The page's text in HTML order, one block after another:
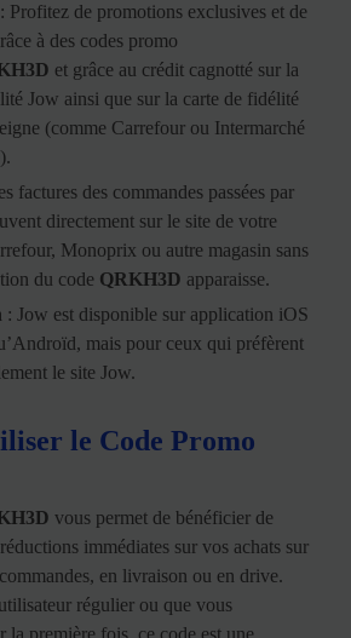
: Profitez de promotions exclusives et de
à des codes promo
et grâce au crédit cagnotté sur la
Jow ainsi que sur la carte de fidélité
(comme Carrefour ou Intermarché
factures des commandes passées par
directement sur le site de votre
Monoprix ou autre magasin sans
du code QRKH3D apparaisse.
: Jow est disponible sur application iOS
mais pour ceux qui préfèrent
le site Jow.
le Code Promo
vous permet de bénéficier de
immédiates sur vos achats sur
en livraison ou en drive.
régulier ou que vous